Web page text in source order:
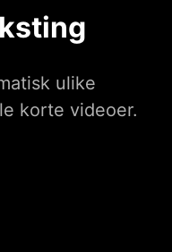
ulike
korte videoer.